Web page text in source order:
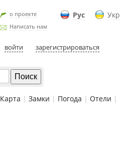
Рус Укр
о проекте
Написать нам
войти зарегистрироваться
Карта | Замки | Погода | Отели |